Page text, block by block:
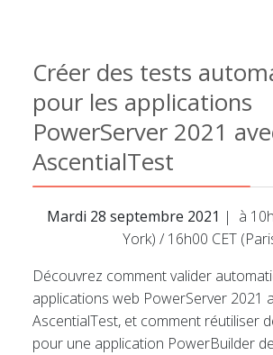
Créer des tests
pour les applications
PowerServer 2021
AscentialTest
Mardi 28 septembre 2021 | à
York) / 16h00 CET
Découvrez comment valider
applications web PowerServer 2021
AscentialTest, et comment réutiliser
pour une application PowerBuilder